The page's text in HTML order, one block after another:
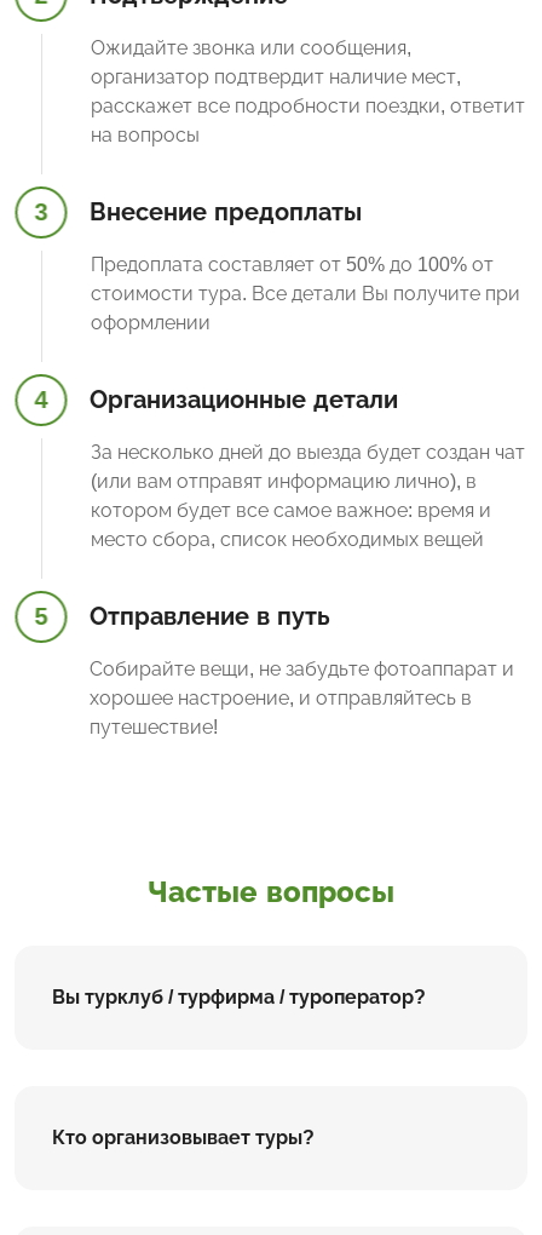
Ожидайте звонка или сообщения,
организатор подтвердит наличие мест,
расскажет все подробности поездки, ответит
на вопросы
3 Внесение предоплаты
Предоплата составляет от 50% до 100% от
стоимости тура. Все детали Вы получите при
оформлении
4 Организационные детали
За несколько дней до выезда будет создан чат
(или вам отправят информацию лично), в
котором будет все самое важное: время и
место сбора, список необходимых вещей
5 Отправление в путь
Собирайте вещи, не забудьте фотоаппарат и
хорошее настроение, и отправляйтесь в
путешествие!
Частые вопросы
Вы турклуб / турфирма / туроператор?
Кто организовывает туры?